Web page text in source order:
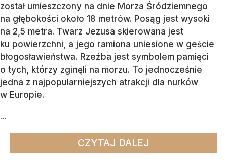
został umieszczony na dnie Morza Śródziemnego
na głębokości około 18 metrów. Posąg jest wysoki
na 2,5 metra. Twarz Jezusa skierowana jest
ku powierzchni, a jego ramiona uniesione w geście
błogosławieństwa. Rzeźba jest symbolem pamięci
o tych, którzy zginęli na morzu. To jednocześnie
jedna z najpopularniejszych atrakcji dla nurków
w Europie.
...
CZYTAJ DALEJ